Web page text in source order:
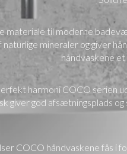
materiale til moderne
naturlige mineraler og giver
håndvaskene
harmoni COCO serien
giver god afsætningsplads
COCO håndvaskene fås i